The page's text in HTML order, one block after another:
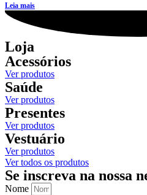
Leia mais
Loja
Acessórios
Ver produtos
Saúde
Ver produtos
Presentes
Ver produtos
Vestuário
Ver produtos
Ver todos os produtos
Se inscreva na nossa
Nome